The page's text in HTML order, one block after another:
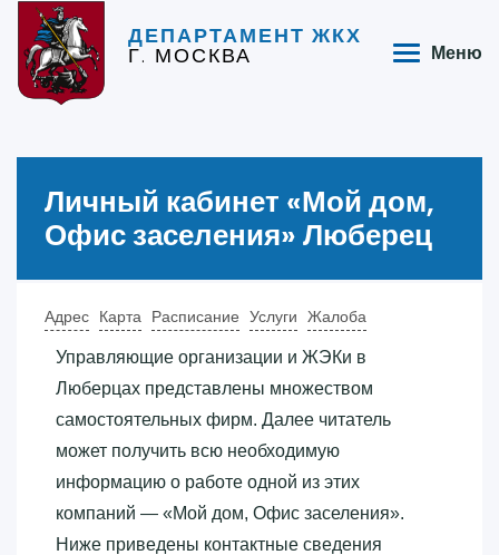
ДЕПАРТАМЕНТ ЖКХ
Г. МОСКВА Меню
Личный кабинет «‎Мой дом,
Офис заселения»‎ Люберец
Адрес Карта Расписание Услуги Жалоба
Управляющие организации и ЖЭКи в
Люберцах представлены множеством
самостоятельных фирм. Далее читатель
может получить всю необходимую
информацию о работе одной из этих
компаний — «‎Мой дом, Офис заселения»‎.
Ниже приведены контактные сведения